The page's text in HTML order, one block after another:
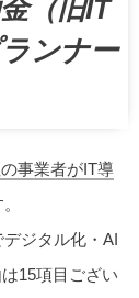
（旧IT
ンナー
事業者がIT導
ジタル化・AI
15項目ござい